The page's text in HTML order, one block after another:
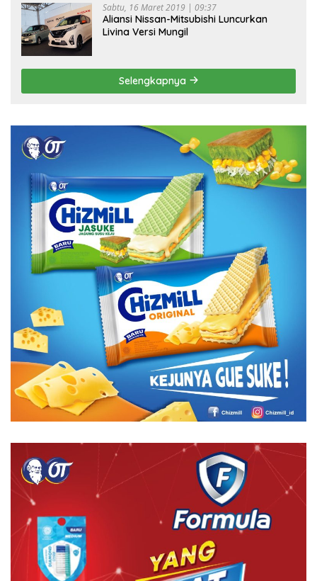
Sabtu, 16 Maret 2019 | 09:37
Aliansi Nissan-Mitsubishi Luncurkan
Livina Versi Mungil
Selengkapnya